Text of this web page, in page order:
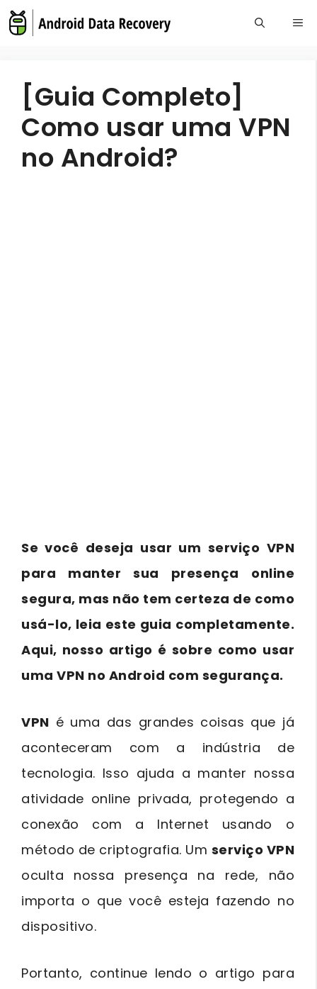
Skip
to
[Guia Completo]
Como usar uma VPN
no Android?
Se você deseja usar um serviço VPN
para manter sua presença online
segura, mas não tem certeza de como
usá-lo, leia este guia completamente.
Aqui, nosso artigo é sobre como usar
uma VPN no Android com segurança.
VPN é uma das grandes coisas que já
aconteceram com a indústria de
tecnologia. Isso ajuda a manter nossa
atividade online privada, protegendo a
conexão com a Internet usando o
método de criptografia. Um serviço VPN
oculta nossa presença na rede, não
importa o que você esteja fazendo no
dispositivo.
Portanto, continue lendo o artigo para